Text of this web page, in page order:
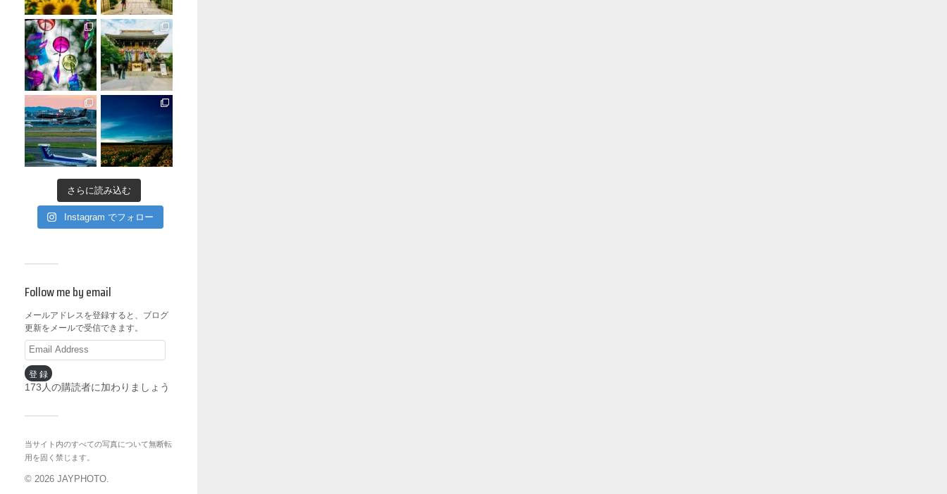
さらに読み込む
Instagram でフォロー
Follow me by email
メールアドレスを登録すると、ブログ
更新をメールで受信できます。
登録
173人の購読者に加わりましょう
当サイト内のすべての写真について無断転
用を固く禁じます。
© 2026 JAYPHOTO.